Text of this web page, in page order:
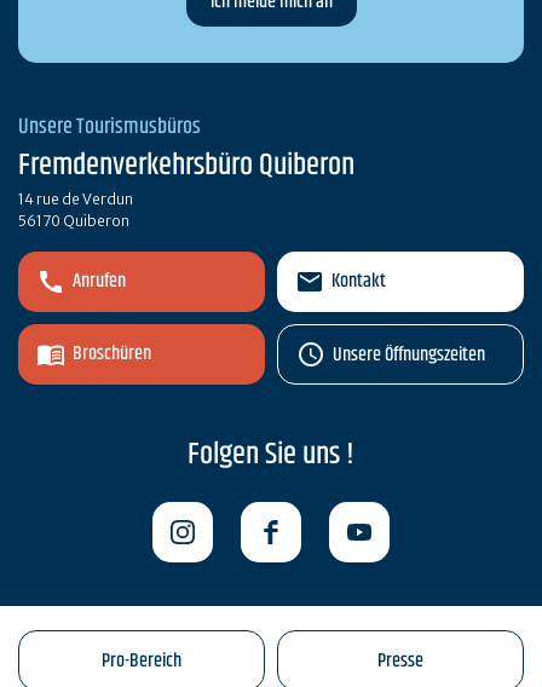
Unsere Tourismusbüros
Fremdenverkehrsbüro Quiberon
14 rue de Verdun
56170 Quiberon
Anrufen
Broschüren
Kontakt
Unsere Öffnungszeiten
Folgen Sie uns !
Pro-Bereich Presse